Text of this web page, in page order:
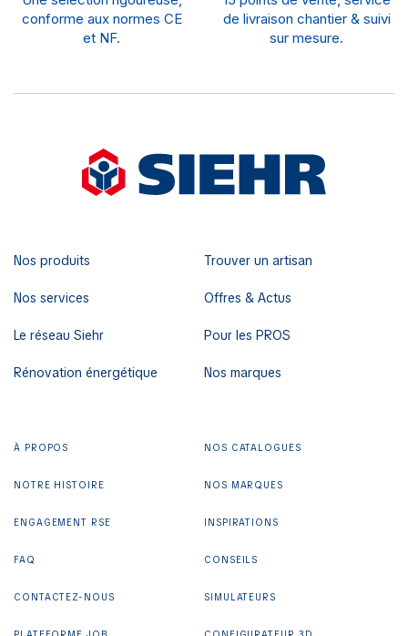
conforme aux normes CE
et NF.
de livraison chantier & suivi
sur mesure.
Nos produits
Nos services
Le réseau Siehr
Rénovation énergétique
Trouver un artisan
Offres & Actus
Pour les PROS
Nos marques
À PROPOS
NOTRE HISTOIRE
ENGAGEMENT RSE
FAQ
CONTACTEZ-NOUS
NOS CATALOGUES
NOS MARQUES
INSPIRATIONS
CONSEILS
SIMULATEURS